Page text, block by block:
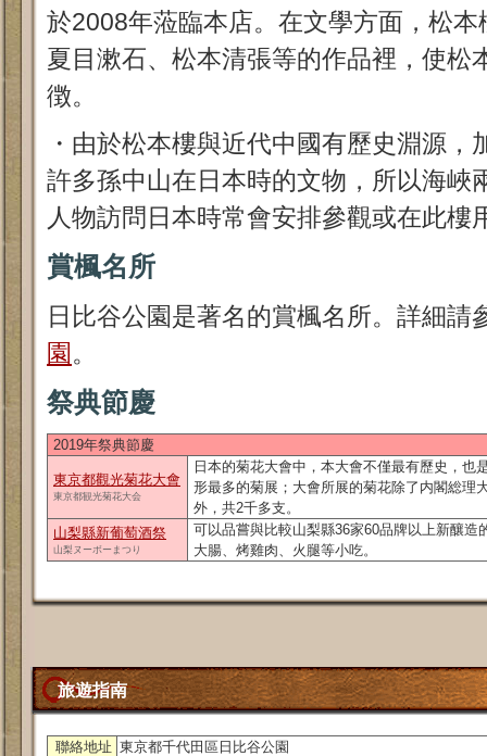
於2008年蒞臨本店。在文學方面，松
夏目漱石、松本清張等的作品裡，使松
徴。
・由於松本樓與近代中國有歷史淵源
許多孫中山在日本時的文物，所以海峽
人物訪問日本時常會安排參觀或在此樓
賞楓名所
日比谷公園是著名的賞楓名所。詳細請
園。
祭典節慶
2019年祭典節慶
東京都觀光菊花大會
東京都観光菊花大会
日本的菊花大會中，本大會不僅最有歷史，也
形最多的菊展；大會所展的菊花除了内閣総理
外，共2千多支。
山梨縣新葡萄酒祭
山梨ヌーボーまつり
可以品嘗與比較山梨縣36家60品牌以上新釀造
大腸、烤雞肉、火腿等小吃。
旅遊指南
聯絡地址 東京都千代田區日比谷公園